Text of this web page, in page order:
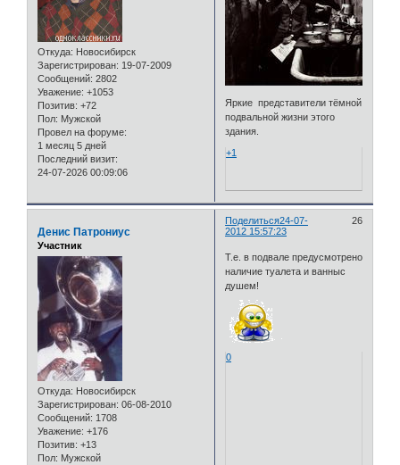
Откуда: Новосибирск
Зарегистрирован: 19-07-2009
Сообщений: 2802
Уважение: +1053
Позитив: +72
Пол: Мужской
Провел на форуме:
1 месяц 5 дней
Последний визит:
24-07-2026 00:09:06
Яркие представители тёмной
подвальной жизни этого
здания.
+1
Поделиться 26
24-07-
2012 15:57:23
Денис Патрониус
Участник
Откуда: Новосибирск
Зарегистрирован: 06-08-2010
Сообщений: 1708
Уважение: +176
Позитив: +13
Пол: Мужской
Т.е. в подвале предусмотрено
наличие туалета и ванныс
душем!
0